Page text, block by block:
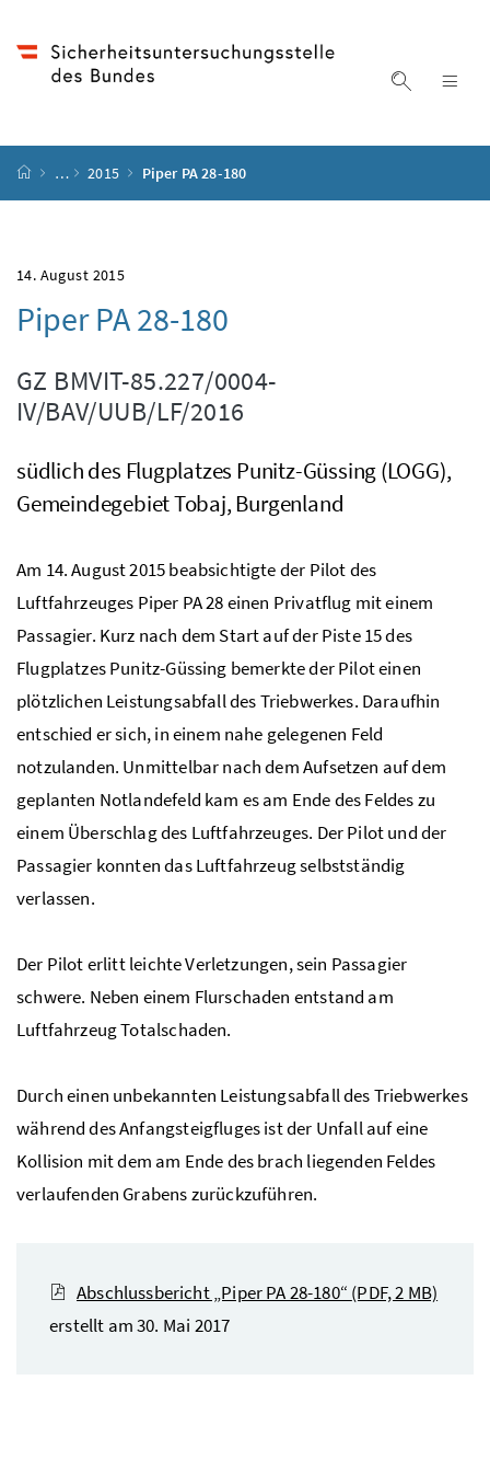
Suche
Startseite
… 2015 Piper PA 28-180
14. August 2015
Piper PA 28-180
GZ BMVIT-85.227/0004-
IV/BAV/UUB/LF/2016
südlich des Flugplatzes Punitz-Güssing (LOGG),
Gemeindegebiet Tobaj, Burgenland
Am 14. August 2015 beabsichtigte der Pilot des
Luftfahrzeuges Piper PA 28 einen Privatflug mit einem
Passagier. Kurz nach dem Start auf der Piste 15 des
Flugplatzes Punitz-Güssing bemerkte der Pilot einen
plötzlichen Leistungsabfall des Triebwerkes. Daraufhin
entschied er sich, in einem nahe gelegenen Feld
notzulanden. Unmittelbar nach dem Aufsetzen auf dem
geplanten Notlandefeld kam es am Ende des Feldes zu
einem Überschlag des Luftfahrzeuges. Der Pilot und der
Passagier konnten das Luftfahrzeug selbstständig
verlassen.
Der Pilot erlitt leichte Verletzungen, sein Passagier
schwere. Neben einem Flurschaden entstand am
Luftfahrzeug Totalschaden.
Durch einen unbekannten Leistungsabfall des Triebwerkes
während des Anfangsteigfluges ist der Unfall auf eine
Kollision mit dem am Ende des brach liegenden Feldes
verlaufenden Grabens zurückzuführen.
Abschlussbericht „Piper PA 28-180“ (PDF, 2 MB)
erstellt am 30. Mai 2017